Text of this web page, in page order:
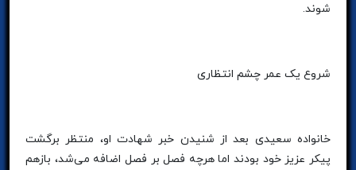
شوند.
شروع یک عمر چشم انتظاری
خانواده سعیدی بعد از شنیدن خبر شهادت او، منتظر برگشت
پیکر عزیز خود بودند اما هرچه فصل بر فصل اضافه می‌شد، بازهم